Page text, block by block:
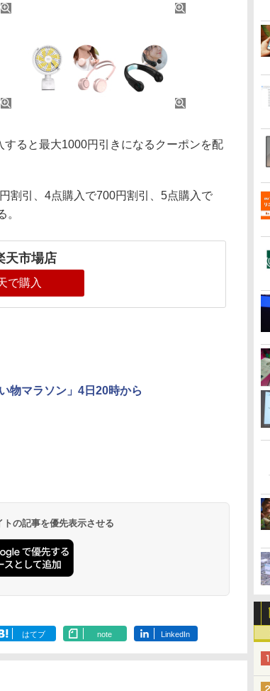
ると最大1000円引きになるクーポンを配
割引、4点購入で700円割引、5点購入で
。
天市場店
で購入
物マラソン」4日20時から
の記事を優先表示させる
はてブ note LinkedIn